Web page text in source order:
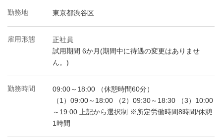
勤務地 東京都渋谷区
雇用形態
正社員
試用期間 6か月(期間中に待遇の変更はありませ
ん。)
勤務時間
09:00～18:00 （休憩時間60分）
（1）09:00～18:00 （2）09:30～18:30 （3）10:00
～19:00 上記から選択制 ※所定労働時間8時間/休憩
1時間